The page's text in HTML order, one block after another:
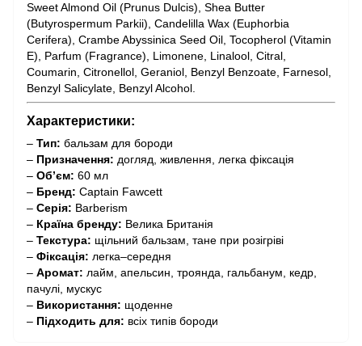
Sweet Almond Oil (Prunus Dulcis), Shea Butter
(Butyrospermum Parkii), Candelilla Wax (Euphorbia
Cerifera), Crambe Abyssinica Seed Oil, Tocopherol (Vitamin
E), Parfum (Fragrance), Limonene, Linalool, Citral,
Coumarin, Citronellol, Geraniol, Benzyl Benzoate, Farnesol,
Benzyl Salicylate, Benzyl Alcohol.
Характеристики:
– Тип: бальзам для бороди
– Призначення: догляд, живлення, легка фіксація
– Об’єм: 60 мл
– Бренд: Captain Fawcett
– Серія: Barberism
– Країна бренду: Велика Британія
– Текстура: щільний бальзам, тане при розігріві
– Фіксація: легка–середня
– Аромат: лайм, апельсин, троянда, гальбанум, кедр,
пачулі, мускус
– Використання: щоденне
– Підходить для: всіх типів бороди